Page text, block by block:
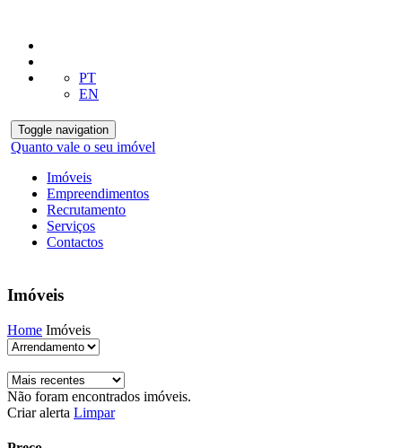
PT
EN
Toggle navigation
Quanto vale o seu imóvel
Imóveis
Empreendimentos
Recrutamento
Serviços
Contactos
Imóveis
Home Imóveis
Não foram encontrados imóveis.
Criar alerta Limpar